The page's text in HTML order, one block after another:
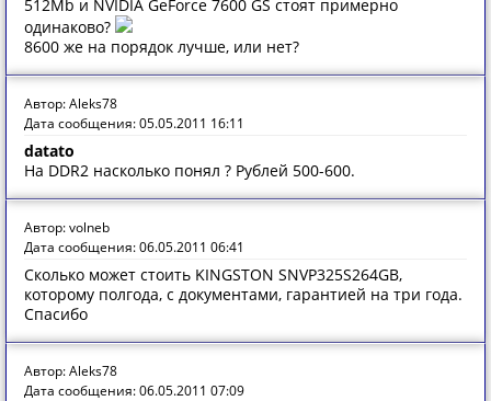
512Mb и NVIDIA GeForce 7600 GS стоят примерно
одинаково?
8600 же на порядок лучше, или нет?
Автор: Aleks78
Дата сообщения: 05.05.2011 16:11
datato
На DDR2 насколько понял ? Рублей 500-600.
Автор: volneb
Дата сообщения: 06.05.2011 06:41
Сколько может стоить KINGSTON SNVP325S264GB,
которому полгода, с документами, гарантией на три года.
Спасибо
Автор: Aleks78
Дата сообщения: 06.05.2011 07:09